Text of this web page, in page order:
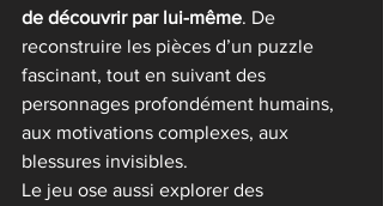
de découvrir par lui-même. De
reconstruire les pièces d’un puzzle
fascinant, tout en suivant des
personnages profondément humains,
aux motivations complexes, aux
blessures invisibles.
Le jeu ose aussi explorer des